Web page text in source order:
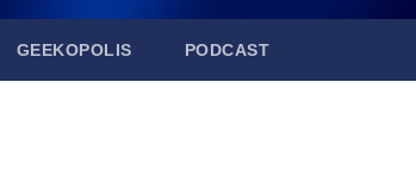
GEEKOPOLIS PODCAST